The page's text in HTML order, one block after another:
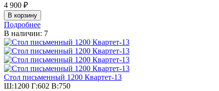
4 900 ₽
Подробнее
В наличии: 7
Стол письменный 1200 Квартет-13
Ш:1200 Г:602 В:750